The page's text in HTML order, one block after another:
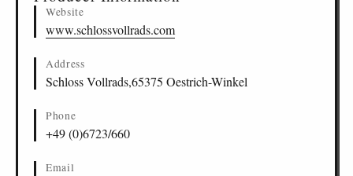
Website
www.schlossvollrads.com
Address
Schloss Vollrads,65375 Oestrich-Winkel
Phone
+49 (0)6723/660
Email